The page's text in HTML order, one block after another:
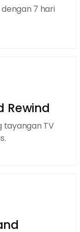
7 hari
Rewind
tayangan TV